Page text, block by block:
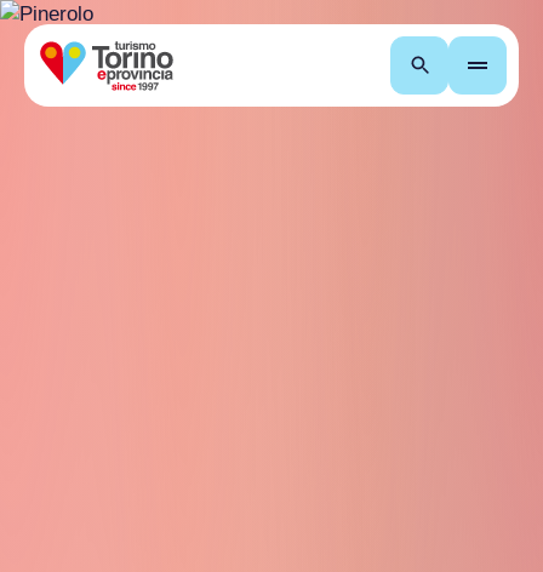
Cerca